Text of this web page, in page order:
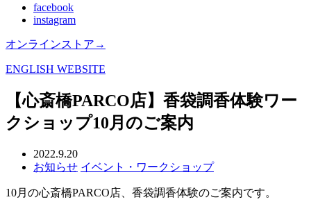
facebook
instagram
オンラインストア →
ENGLISH WEBSITE
【心斎橋PARCO店】香袋調香体験ワー
クショップ10月のご案内
2022.9.20
お知らせ イベント・ワークショップ
10月の心斎橋PARCO店、香袋調香体験のご案内です。